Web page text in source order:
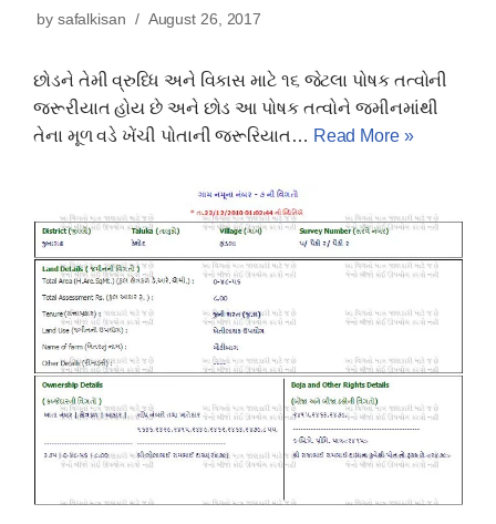
by safalkisan August 26, 2017
છોડને તેમી વ્રુધ્ધિ અને વિકાસ માટે ૧૬ જેટલા પોષક તત્વોની
જરૂરીયાત હોય છે અને છોડ આ પોષક તત્વોને જમીનમાંથી
તેના મૂળ વડે ખેંચી પોતાની જરૂરિયાત… Read More »